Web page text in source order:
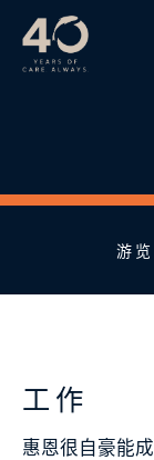
跳至主内容
游览
工作
惠恩很自豪能